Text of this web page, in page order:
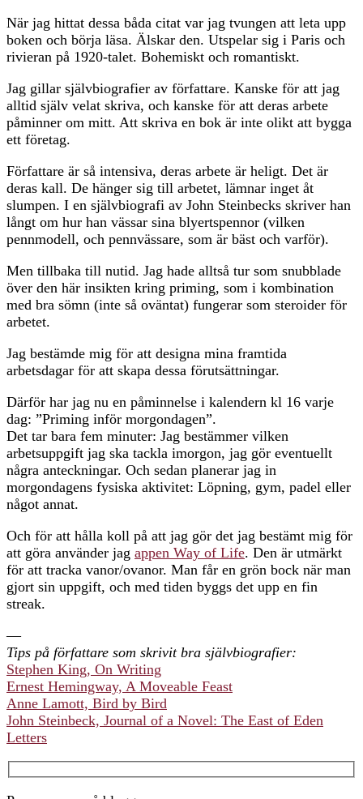
När jag hittat dessa båda citat var jag tvungen att leta upp
boken och börja läsa. Älskar den. Utspelar sig i Paris och
rivieran på 1920-talet. Bohemiskt och romantiskt.
Jag gillar självbiografier av författare. Kanske för att jag
alltid själv velat skriva, och kanske för att deras arbete
påminner om mitt. Att skriva en bok är inte olikt att bygga
ett företag.
Författare är så intensiva, deras arbete är heligt. Det är
deras kall. De hänger sig till arbetet, lämnar inget åt
slumpen. I en självbiografi av John Steinbecks skriver han
långt om hur han vässar sina blyertspennor (vilken
pennmodell, och pennvässare, som är bäst och varför).
Men tillbaka till nutid. Jag hade alltså tur som snubblade
över den här insikten kring priming, som i kombination
med bra sömn (inte så oväntat) fungerar som steroider för
arbetet.
Jag bestämde mig för att designa mina framtida
arbetsdagar för att skapa dessa förutsättningar.
Därför har jag nu en påminnelse i kalendern kl 16 varje
dag: ”Priming inför morgondagen”.
Det tar bara fem minuter: Jag bestämmer vilken
arbetsuppgift jag ska tackla imorgon, jag gör eventuellt
några anteckningar. Och sedan planerar jag in
morgondagens fysiska aktivitet: Löpning, gym, padel eller
något annat.
Och för att hålla koll på att jag gör det jag bestämt mig för
att göra använder jag appen Way of Life. Den är utmärkt
för att tracka vanor/ovanor. Man får en grön bock när man
gjort sin uppgift, och med tiden byggs det upp en fin
streak.
—
Tips på författare som skrivit bra självbiografier:
Stephen King, On Writing
Ernest Hemingway, A Moveable Feast
Anne Lamott, Bird by Bird
John Steinbeck, Journal of a Novel: The East of Eden
Letters